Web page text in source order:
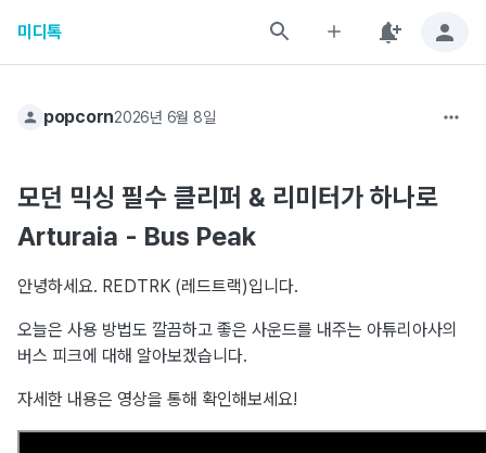
미디톡
popcorn2026년 6월 8일
모던 믹싱 필수 클리퍼 & 리미터가 하나로
Arturaia - Bus Peak
안녕하세요. REDTRK (레드트랙)입니다.
오늘은 사용 방법도 깔끔하고 좋은 사운드를 내주는 아튜리아사의
버스 피크에 대해 알아보겠습니다.
자세한 내용은 영상을 통해 확인해보세요!